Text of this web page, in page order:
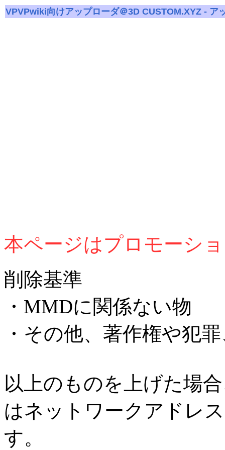
VPVPwiki向けアップローダ＠3D CUSTOM.XYZ - ア
本ページはプロモーシ
削除基準
・MMDに関係ない物
・その他、著作権や犯
以上のものを上げた場
はネットワークアドレ
す。